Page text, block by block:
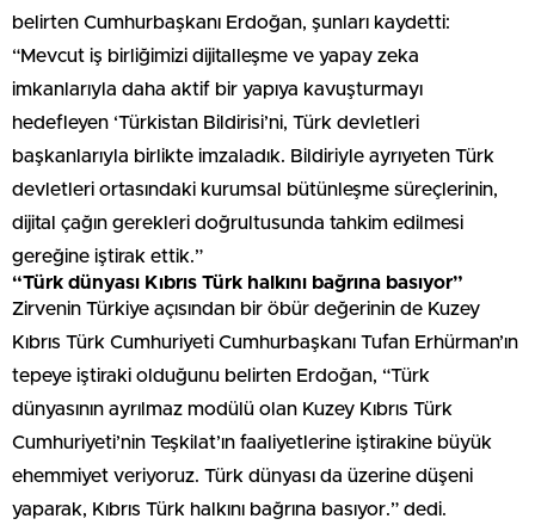
belirten Cumhurbaşkanı Erdoğan, şunları kaydetti:
“Mevcut iş birliğimizi dijitalleşme ve yapay zeka
imkanlarıyla daha aktif bir yapıya kavuşturmayı
hedefleyen ‘Türkistan Bildirisi’ni, Türk devletleri
başkanlarıyla birlikte imzaladık. Bildiriyle ayrıyeten Türk
devletleri ortasındaki kurumsal bütünleşme süreçlerinin,
dijital çağın gerekleri doğrultusunda tahkim edilmesi
gereğine iştirak ettik.”
“Türk dünyası Kıbrıs Türk halkını bağrına basıyor”
Zirvenin Türkiye açısından bir öbür değerinin de Kuzey
Kıbrıs Türk Cumhuriyeti Cumhurbaşkanı Tufan Erhürman’ın
tepeye iştiraki olduğunu belirten Erdoğan, “Türk
dünyasının ayrılmaz modülü olan Kuzey Kıbrıs Türk
Cumhuriyeti’nin Teşkilat’ın faaliyetlerine iştirakine büyük
ehemmiyet veriyoruz. Türk dünyası da üzerine düşeni
yaparak, Kıbrıs Türk halkını bağrına basıyor.” dedi.